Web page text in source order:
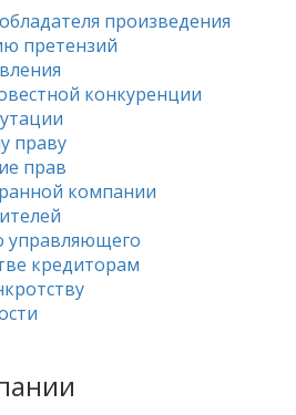
произведения
претензий
конкуренции
праву
прав
компании
управляющего
кредиторам